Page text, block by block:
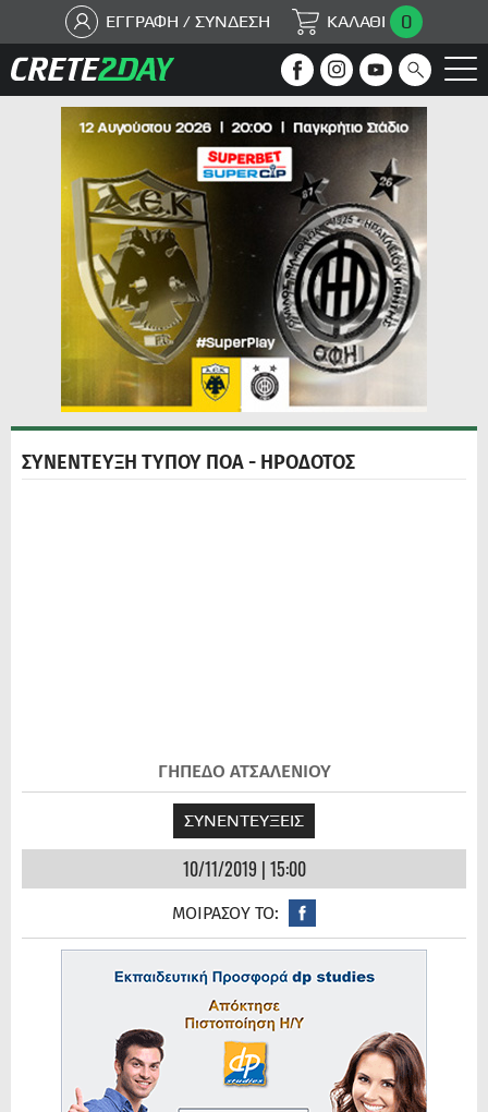
ΕΓΓΡΑΦΗ / ΣΥΝΔΕΣΗ ΚΑΛΑΘΙ 0
ΣΥΝΕΝΤΕΥΞΗ ΤΥΠΟΥ ΠΟΑ - ΗΡΟΔΟΤΟΣ
ΓΗΠΕΔΟ ΑΤΣΑΛΕΝΙΟΥ
ΣΥΝΕΝΤΕΥΞΕΙΣ
10/11/2019 | 15:00
ΜΟΙΡΑΣΟΥ ΤΟ: